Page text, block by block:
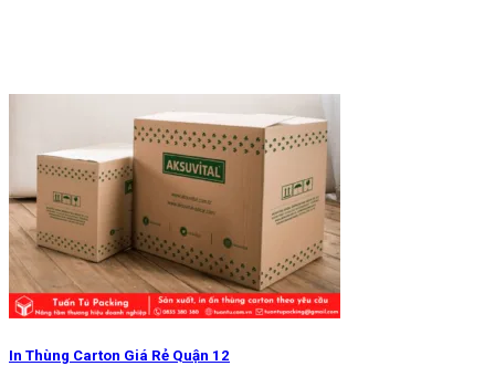
In Thùng Carton Giá Rẻ Quận 12